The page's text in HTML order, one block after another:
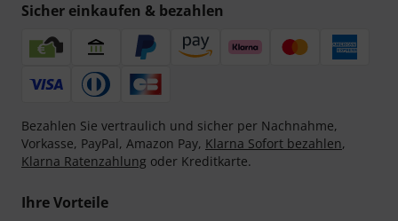
Sicher einkaufen & bezahlen
Bezahlen Sie vertraulich und sicher per Nachnahme,
Vorkasse, PayPal, Amazon Pay, Klarna Sofort bezahlen,
Klarna Ratenzahlung oder Kreditkarte.
Ihre Vorteile